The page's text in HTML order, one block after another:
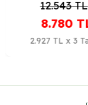
12.543TL
8.780
2.927 TL x 3